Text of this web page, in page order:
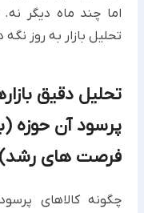
اما چند ماه دیگر نه.
تحلیل بازار به روز نگه
تحلیل دقیق
پرسود آن حوزه
فرصت های رشد)
چگونه کالاهای